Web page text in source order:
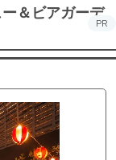
＆ビアガーデ
PR